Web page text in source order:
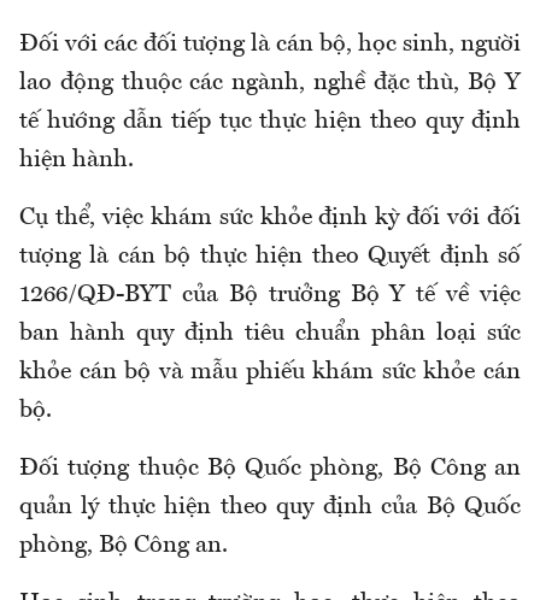
Đối với các đối tượng là cán bộ, học sinh, người
lao động thuộc các ngành, nghề đặc thù, Bộ Y
tế hướng dẫn tiếp tục thực hiện theo quy định
hiện hành.
Cụ thể, việc khám sức khỏe định kỳ đối với đối
tượng là cán bộ thực hiện theo Quyết định số
1266/QĐ-BYT của Bộ trưởng Bộ Y tế về việc
ban hành quy định tiêu chuẩn phân loại sức
khỏe cán bộ và mẫu phiếu khám sức khỏe cán
bộ.
Đối tượng thuộc Bộ Quốc phòng, Bộ Công an
quản lý thực hiện theo quy định của Bộ Quốc
phòng, Bộ Công an.